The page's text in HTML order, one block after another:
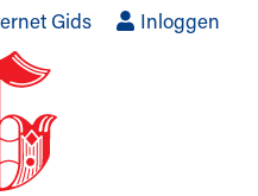
Gids Inloggen